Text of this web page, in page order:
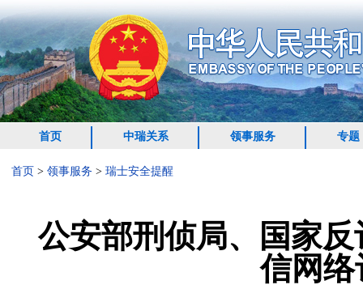
首页 中瑞关系 领事服务 专题
首页 > 领事服务 > 瑞士安全提醒
公安部刑侦局、国家
信网